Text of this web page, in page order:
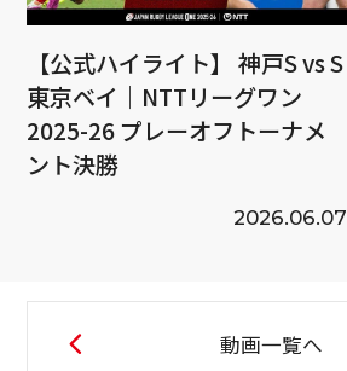
【公式ハイライト】 神戸S vs S
東京ベイ｜NTTリーグワン
2025-26 プレーオフトーナメ
ント決勝
2026.06.07
動画一覧へ